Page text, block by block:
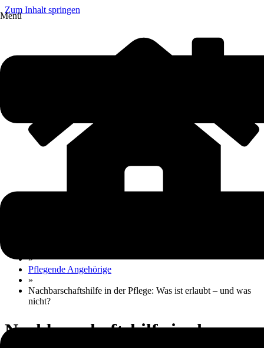
Zum Inhalt springen
Menü
»
Pflegende Angehörige
»
Nachbarschaftshilfe in der Pflege: Was ist erlaubt – und was
nicht?
Nachbarschaftshilfe in der